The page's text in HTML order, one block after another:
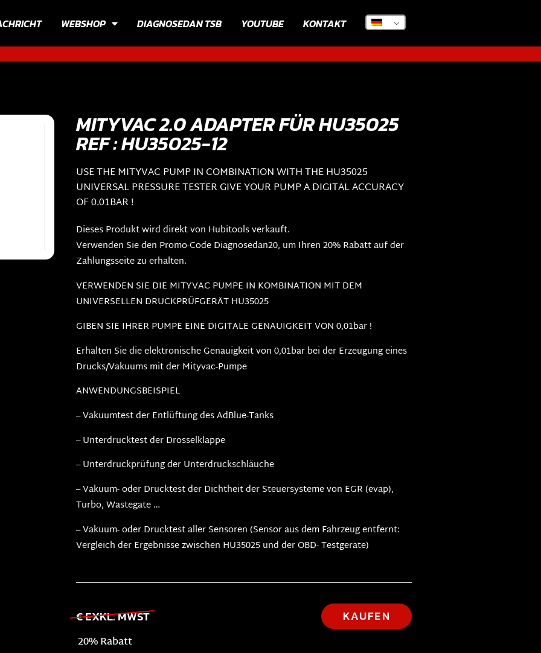
WEBSHOP DIAGNOSEDAN TSB YOUTUBE KONTAKT
MITYVAC 2.0 ADAPTER FÜR HU35025
REF : HU35025-12
USE THE MITYVAC PUMP IN COMBINATION WITH THE HU35025
UNIVERSAL PRESSURE TESTER GIVE YOUR PUMP A DIGITAL ACCURACY
OF 0.01BAR !
Dieses Produkt wird direkt von Hubitools verkauft.
Verwenden Sie den Promo-Code Diagnosedan20, um Ihren 20% Rabatt auf der
Zahlungsseite zu erhalten.
VERWENDEN SIE DIE MITYVAC PUMPE IN KOMBINATION MIT DEM
UNIVERSELLEN DRUCKPRÜFGERÄT HU35025
GIBEN SIE IHRER PUMPE EINE DIGITALE GENAUIGKEIT VON 0,01bar !
Erhalten Sie die elektronische Genauigkeit von 0,01bar bei der Erzeugung eines
Drucks/Vakuums mit der Mityvac-Pumpe
ANWENDUNGSBEISPIEL
– Vakuumtest der Entlüftung des AdBlue-Tanks
– Unterdrucktest der Drosselklappe
– Unterdruckprüfung der Unterdruckschläuche
– Vakuum- oder Drucktest der Dichtheit der Steuersysteme von EGR (evap),
Turbo, Wastegate …
– Vakuum- oder Drucktest aller Sensoren (Sensor aus dem Fahrzeug entfernt:
Vergleich der Ergebnisse zwischen HU35025 und der OBD- Testgeräte)
€ EXKL. MWST KAUFEN
20% Rabatt